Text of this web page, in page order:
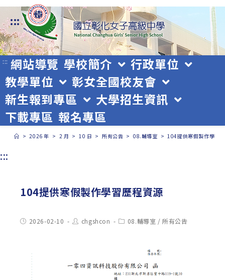
跳
轉
至
主
要
內
容
:::
::: 網站導覽 學校簡介
行政單位
教學單位
彰女全國校友會
新生報到專區
大學招生資訊
下載專區 報名專區
> 2026 年 > 2 月 > 10 日 > 所有公告 > 08.輔導室 > 104提供寒假製作學習
:::
104提供寒假製作學習歷程資源
Post2026-02-10
Post
author:
chgshcon
Post08.輔導室 / 所有公告